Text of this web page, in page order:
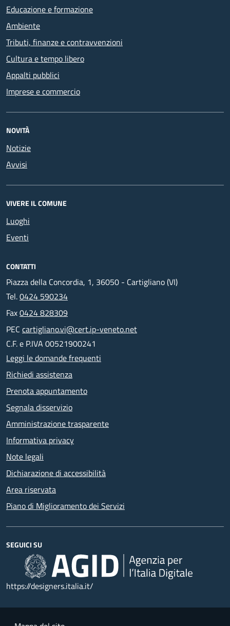
Educazione e formazione
Ambiente
Tributi, finanze e contravvenzioni
Cultura e tempo libero
Appalti pubblici
Imprese e commercio
NOVITÀ
Notizie
Avvisi
VIVERE IL COMUNE
Luoghi
Eventi
CONTATTI
Piazza della Concordia, 1, 36050 - Cartigliano (VI)
Tel.0424 590234
Fax0424 828309
PEC cartigliano.vi@cert.ip-veneto.net
C.F. e P.IVA 00521900241
Leggi le domande frequenti
Richiedi assistenza
Prenota appuntamento
Segnala disservizio
Amministrazione trasparente
Informativa privacy
Note legali
Dichiarazione di accessibilità
Area riservata
Piano di Miglioramento dei Servizi
SEGUICI SU
https://designers.italia.it/